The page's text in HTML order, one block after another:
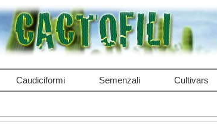
Caudiciformi Semenzali Cultivars